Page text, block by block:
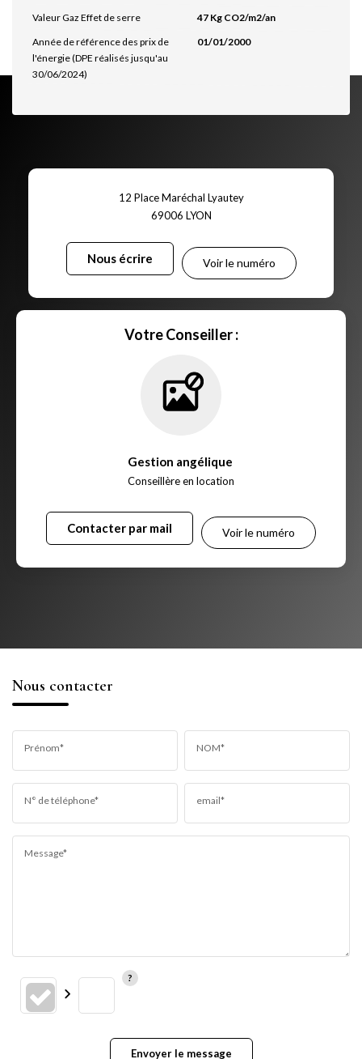
Valeur Gaz Effet de serre
47 Kg CO2/m2/an
Année de référence des prix de
l'énergie (DPE réalisés jusqu'au
30/06/2024)
01/01/2000
12 Place Maréchal Lyautey
69006 LYON
Nous écrire Voir le numéro
Votre Conseiller :
Gestion angélique
Conseillère en location
Contacter par mail Voir le numéro
Nous contacter
Prénom* NOM*
N° de téléphone* email*
Message*
Envoyer le message